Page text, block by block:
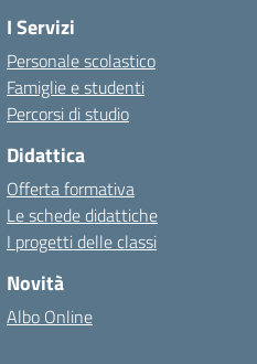
I Servizi
Personale scolastico
Famiglie e studenti
Percorsi di studio
Didattica
Offerta formativa
Le schede didattiche
I progetti delle classi
Novità
Albo Online